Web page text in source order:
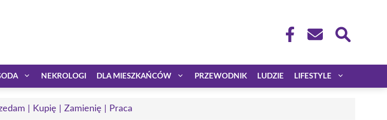
NEKROLOGI DLA MIESZKAŃCÓW PRZEWODNIK LUDZIE LIFESTYLE
| Kupię | Zamienię | Praca